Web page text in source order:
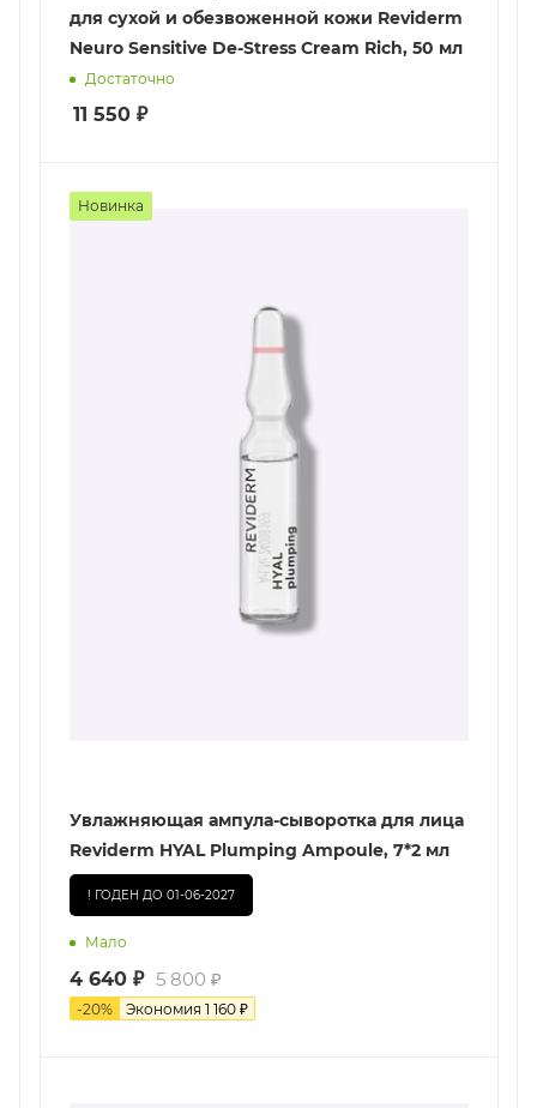
для сухой и обезвоженной кожи Reviderm
Neuro Sensitive De-Stress Cream Rich, 50 мл
Достаточно
11 550 ₽
Новинка
Увлажняющая ампула-сыворотка для лица
Reviderm HYAL Plumping Ampoule, 7*2 мл
! ГОДЕН ДО 01-06-2027
Мало
4 640 ₽ 5 800 ₽
-20% Экономия 1 160 ₽